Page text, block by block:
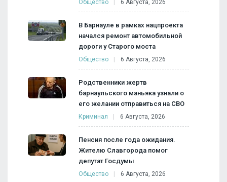
Общество 6 Августа, 2026
В Барнауле в рамках нацпроекта
начался ремонт автомобильной
дороги у Старого моста
Общество 6 Августа, 2026
Родственники жертв
барнаульского маньяка узнали о
его желании отправиться на СВО
Криминал 6 Августа, 2026
Пенсия после года ожидания.
Жителю Славгорода помог
депутат Госдумы
Общество 6 Августа, 2026